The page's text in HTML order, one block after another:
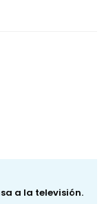
a la televisión.